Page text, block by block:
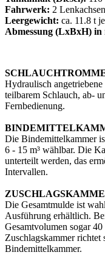
Fahrwerk: 2
Leergewicht: ca. 11.8 t
Abmessung (LxBxH) in
Hydraulisch
teilbarem Schlauch, ab-
Fernbedienung.
Die Bindemittelkammer
6 - 15 m³ wählbar. Die
unterteilt werden, das
Intervallen.
Die Gesamtmulde ist
Ausführung erhältlich.
Gesamtvolumen sogar
Zuschlagskammer richtet
Bindemittelkammer.